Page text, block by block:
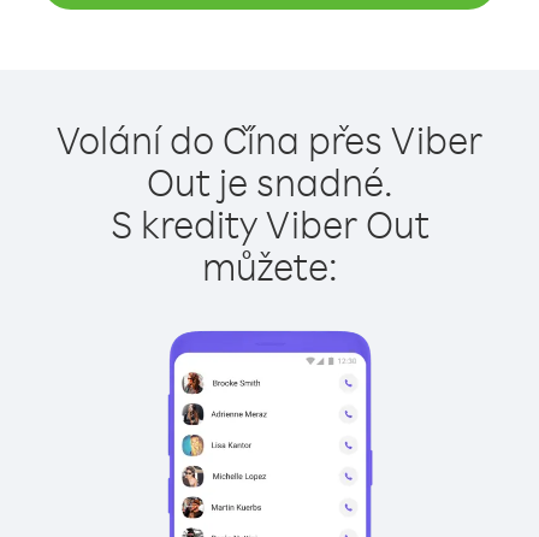
Volání do Čína přes Viber
Out je snadné.
S kredity Viber Out
můžete: